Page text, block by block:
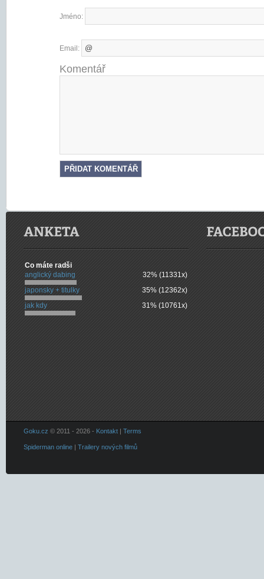
Jméno:
Email:
Komentář
Co máte radši
anglický dabing
32% (11331x)
japonsky + titulky
35% (12362x)
jak kdy
31% (10761x)
Goku.cz © 2011 - 2026 - Kontakt | Terms
Spiderman online | Trailery nových filmů